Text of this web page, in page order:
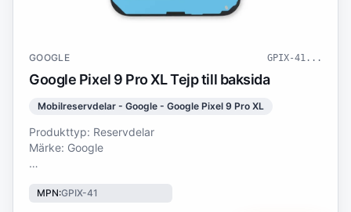
GOOGLE GPIX-41 ...
Google Pixel 9 Pro XL Tejp till baksida
Mobilreservdelar - Google - Google Pixel 9 Pro XL
Produkttyp: Reservdelar
Märke: Google
smartphones baksida sitter ordentligt fast med premium
MPN:GPIX-41